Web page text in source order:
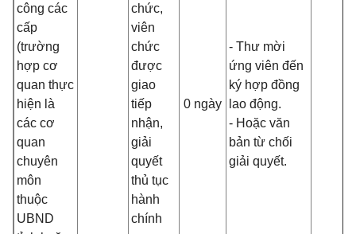
công các
cấp
(trường
hợp cơ
quan thực
hiện là
các cơ
quan
chuyên
môn
thuộc
UBND
chức,
viên
chức
được
giao
tiếp
nhận,
giải
quyết
thủ tục
hành
chính
0 ngày
- Thư mời
ứng viên đến
ký hợp đồng
lao động.
- Hoặc văn
bản từ chối
giải quyết.